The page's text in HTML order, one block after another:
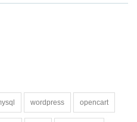
wordpress opencart